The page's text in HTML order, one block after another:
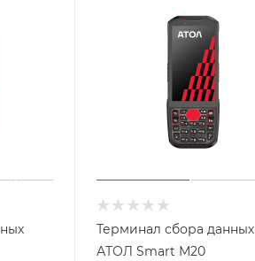
Терминал сбора данных
АТОЛ Smart M20